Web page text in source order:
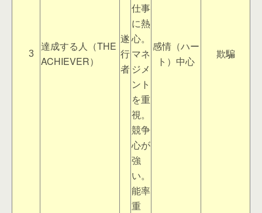
3
達成する人（THE
ACHIEVER）
遂
行
者
仕事
に熱
心。
マネ
ジメ
ント
を重
視。
競争
心が
強
い。
能率
重
感情（ハー
ト）中心
欺騙